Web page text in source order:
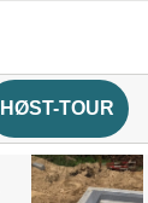
HØST-TOUR